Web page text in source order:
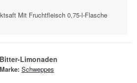
Mit Fruchtfleisch 0,75-l-Flasche
Bitter-Limonaden
Marke: Schweppes